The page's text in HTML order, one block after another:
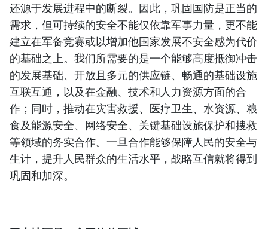
还源于发展进程中的断裂。因此，巩固国防是正当的
需求，但可持续的安全不能仅依靠军事力量，更不能
建立在军备竞赛或以增加他国家发展不安全感为代价
的基础之上。我们所需要的是一个能够高度抵御冲击
的发展基础、开放且多元的供应链、畅通的基础设施
互联互通，以及在金融、技术和人力资源方面的合
作；同时，推动在灾害救援、医疗卫生、水资源、粮
食及能源安全、网络安全、关键基础设施保护和搜救
等领域的务实合作。一旦合作能够保障人民的安全与
生计，提升人民群众的生活水平，战略互信就将得到
巩固和加深。